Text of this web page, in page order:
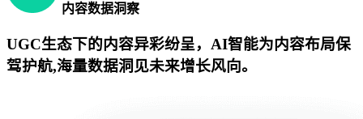
内容数据洞察
UGC生态下的内容异彩纷呈，AI智能为内容布局保
驾护航,海量数据洞见未来增长风向。